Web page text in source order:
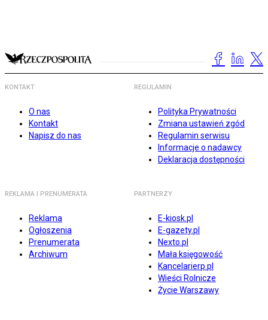
KONTAKT
O nas
Kontakt
Napisz do nas
REGULAMIN
Polityka Prywatności
Zmiana ustawień zgód
Regulamin serwisu
Informacje o nadawcy
Deklaracja dostępności
REKLAMA I PRENUMERATA
Reklama
Ogłoszenia
Prenumerata
Archiwum
PARTNERZY
E-kiosk.pl
E-gazety.pl
Nexto.pl
Mała księgowość
Kancelarierp.pl
Wieści Rolnicze
Życie Warszawy